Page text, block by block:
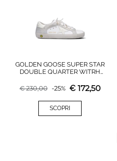
GOLDEN GOOSE SUPER STAR
DOUBLE QUARTER WITRH
pelle
€230,00 -25% € 172,50
SCOPRI